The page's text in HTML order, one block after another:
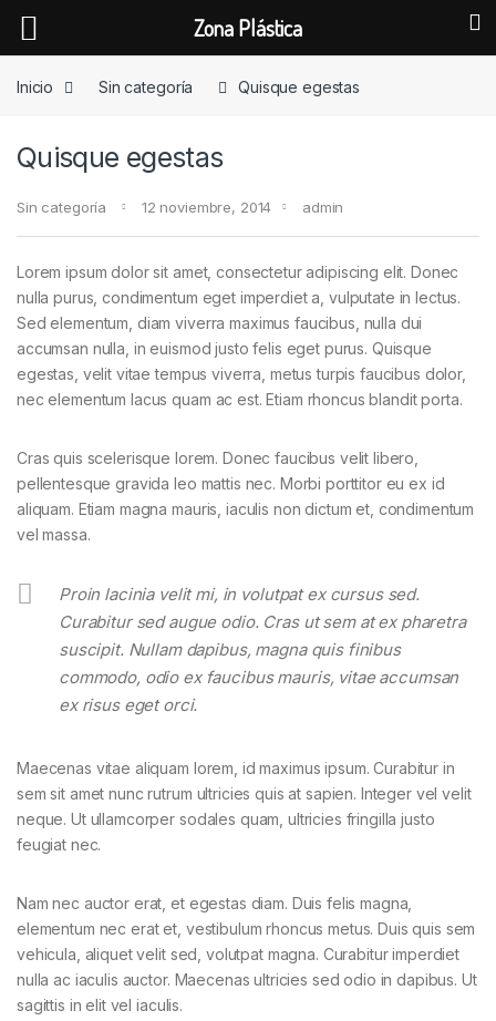
Inicio
Sin categoría Quisque egestas
Quisque egestas
Sin categoría 12 noviembre, 2014 admin
Lorem ipsum dolor sit amet, consectetur adipiscing elit. Donec
nulla purus, condimentum eget imperdiet a, vulputate in lectus.
Sed elementum, diam viverra maximus faucibus, nulla dui
accumsan nulla, in euismod justo felis eget purus. Quisque
egestas, velit vitae tempus viverra, metus turpis faucibus dolor,
nec elementum lacus quam ac est. Etiam rhoncus blandit porta.
Cras quis scelerisque lorem. Donec faucibus velit libero,
pellentesque gravida leo mattis nec. Morbi porttitor eu ex id
aliquam. Etiam magna mauris, iaculis non dictum et, condimentum
vel massa.
Proin lacinia velit mi, in volutpat ex cursus sed.
Curabitur sed augue odio. Cras ut sem at ex pharetra
suscipit. Nullam dapibus, magna quis finibus
commodo, odio ex faucibus mauris, vitae accumsan
ex risus eget orci.
Maecenas vitae aliquam lorem, id maximus ipsum. Curabitur in
sem sit amet nunc rutrum ultricies quis at sapien. Integer vel velit
neque. Ut ullamcorper sodales quam, ultricies fringilla justo
feugiat nec.
Nam nec auctor erat, et egestas diam. Duis felis magna,
elementum nec erat et, vestibulum rhoncus metus. Duis quis sem
vehicula, aliquet velit sed, volutpat magna. Curabitur imperdiet
nulla ac iaculis auctor. Maecenas ultricies sed odio in dapibus. Ut
sagittis in elit vel iaculis.
Zona Plástica